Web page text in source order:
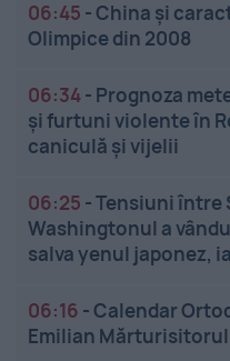
06:45 -China și
Olimpice din 2008
06:34- Prognoza
și furtuni violente în
caniculă și vijelii
06:25 -Tensiuni între
Washingtonul a
salva yenul japonez,
06:16 -Calendar
Emilian